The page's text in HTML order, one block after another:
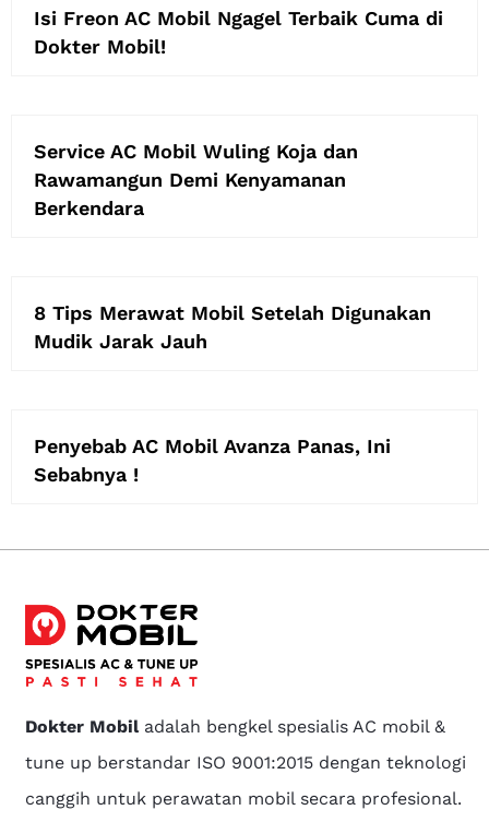
Isi Freon AC Mobil Ngagel Terbaik Cuma di
Dokter Mobil!
Service AC Mobil Wuling Koja dan
Rawamangun Demi Kenyamanan
Berkendara
8 Tips Merawat Mobil Setelah Digunakan
Mudik Jarak Jauh
Penyebab AC Mobil Avanza Panas, Ini
Sebabnya !
Dokter Mobiladalah bengkel spesialis AC mobil &
tune up berstandar ISO 9001:2015 dengan teknologi
canggih untuk perawatan mobil secara profesional.